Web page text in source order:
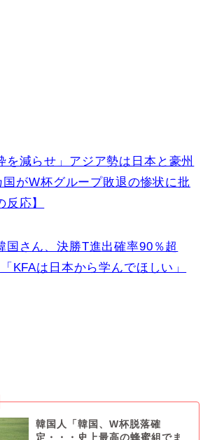
を減らせ」アジア勢は日本と豪州
がW杯グループ敗退の惨状に批
応】
国さん、決勝T進出確率90％超
KFAは日本から学んでほしい」
韓国人「韓国、W杯脱落確
定・・・史上最高の蜂蜜組でま